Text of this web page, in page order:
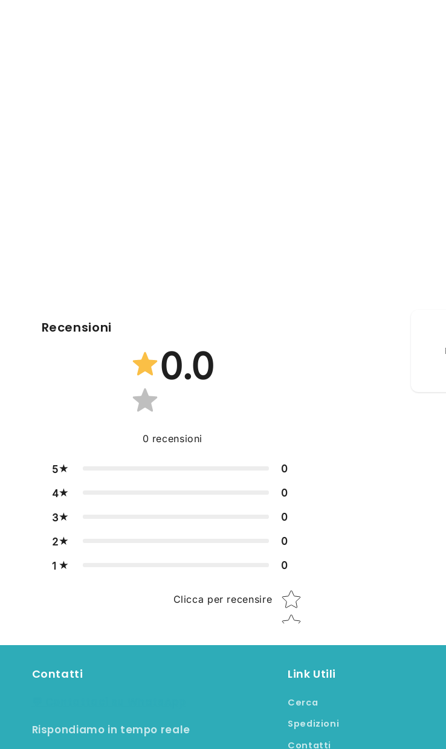
Recensioni
0.0
0 recensioni
5 0
4 0
3 0
2 0
1 0
Clicca per recensire Star rating
Contatti
Rispondiamo in tempo reale
Link Utili
Cerca
Spedizioni
Contatti